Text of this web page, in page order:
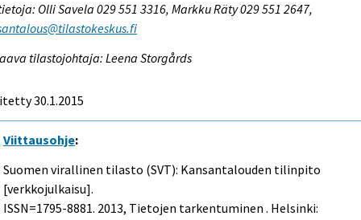
Olli Savela 029 551 3316, Markku Räty 029 551 2647,
tilastojohtaja: Leena Storgårds
30.1.2015
Viittausohje:
Suomen virallinen tilasto (SVT): Kansantalouden tilinpito
[verkkojulkaisu].
ISSN=1795-8881. 2013, Tietojen tarkentuminen . Helsinki: